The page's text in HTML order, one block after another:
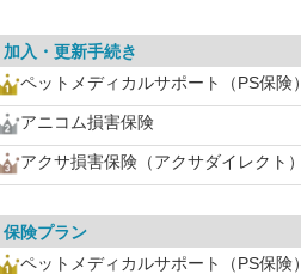
加入・更新手続き
ペットメディカルサポート（PS保険）
アニコム損害保険
アクサ損害保険（アクサダイレクト）
保険プラン
ペットメディカルサポート（PS保険）